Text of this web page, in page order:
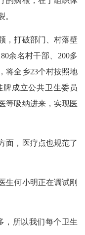
。
打破部门、村落壁
余名村干部、200多
将全乡23个村按照地
成立公共卫生委员
等吸纳进来，实现医
，医疗点也规范了
何小明正在调试刚
所以我们每个卫生